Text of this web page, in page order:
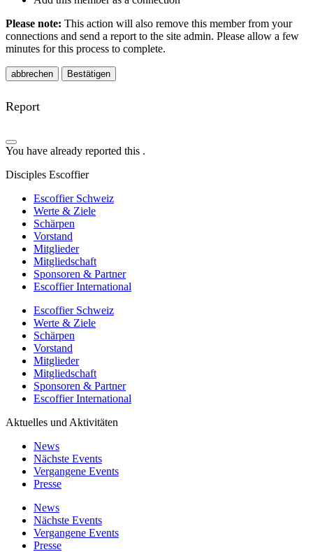
Please note: This action will also remove this member from your
connections and send a report to the site admin. Please allow a few
minutes for this process to complete.
Bestätigen
Report
You have already reported this .
Disciples Escoffier
Escoffier Schweiz
Werte & Ziele
Schärpen
Vorstand
Mitglieder
Mitgliedschaft
Sponsoren & Partner
Escoffier International
Escoffier Schweiz
Werte & Ziele
Schärpen
Vorstand
Mitglieder
Mitgliedschaft
Sponsoren & Partner
Escoffier International
Aktuelles und Aktivitäten
News
Nächste Events
Vergangene Events
Presse
News
Nächste Events
Vergangene Events
Presse